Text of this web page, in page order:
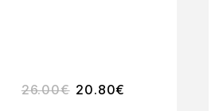
26.00€ 20.80€